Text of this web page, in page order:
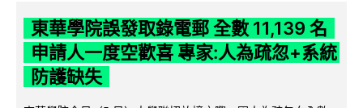
東華學院誤發取錄電郵 全數 11,139 名
申請人一度空歡喜 專家:人為疏忽+系統
防護缺失